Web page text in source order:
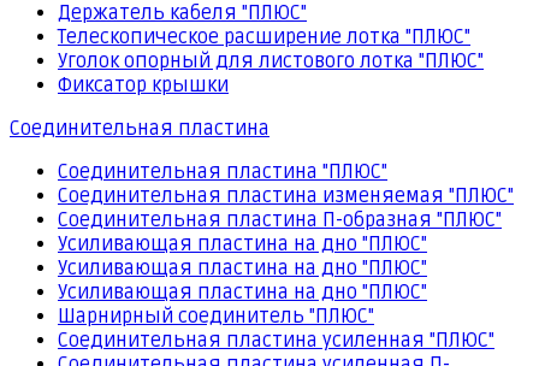
Держатель кабеля "ПЛЮС"
Телескопическое расширение лотка "ПЛЮС"
Уголок опорный для листового лотка "ПЛЮС"
Фиксатор крышки
Соединительная пластина
Соединительная пластина "ПЛЮС"
Соединительная пластина изменяемая "ПЛЮС"
Соединительная пластина П-образная "ПЛЮС"
Усиливающая пластина на дно "ПЛЮС"
Усиливающая пластина на дно "ПЛЮС"
Усиливающая пластина на дно "ПЛЮС"
Шарнирный соединитель "ПЛЮС"
Соединительная пластина усиленная "ПЛЮС"